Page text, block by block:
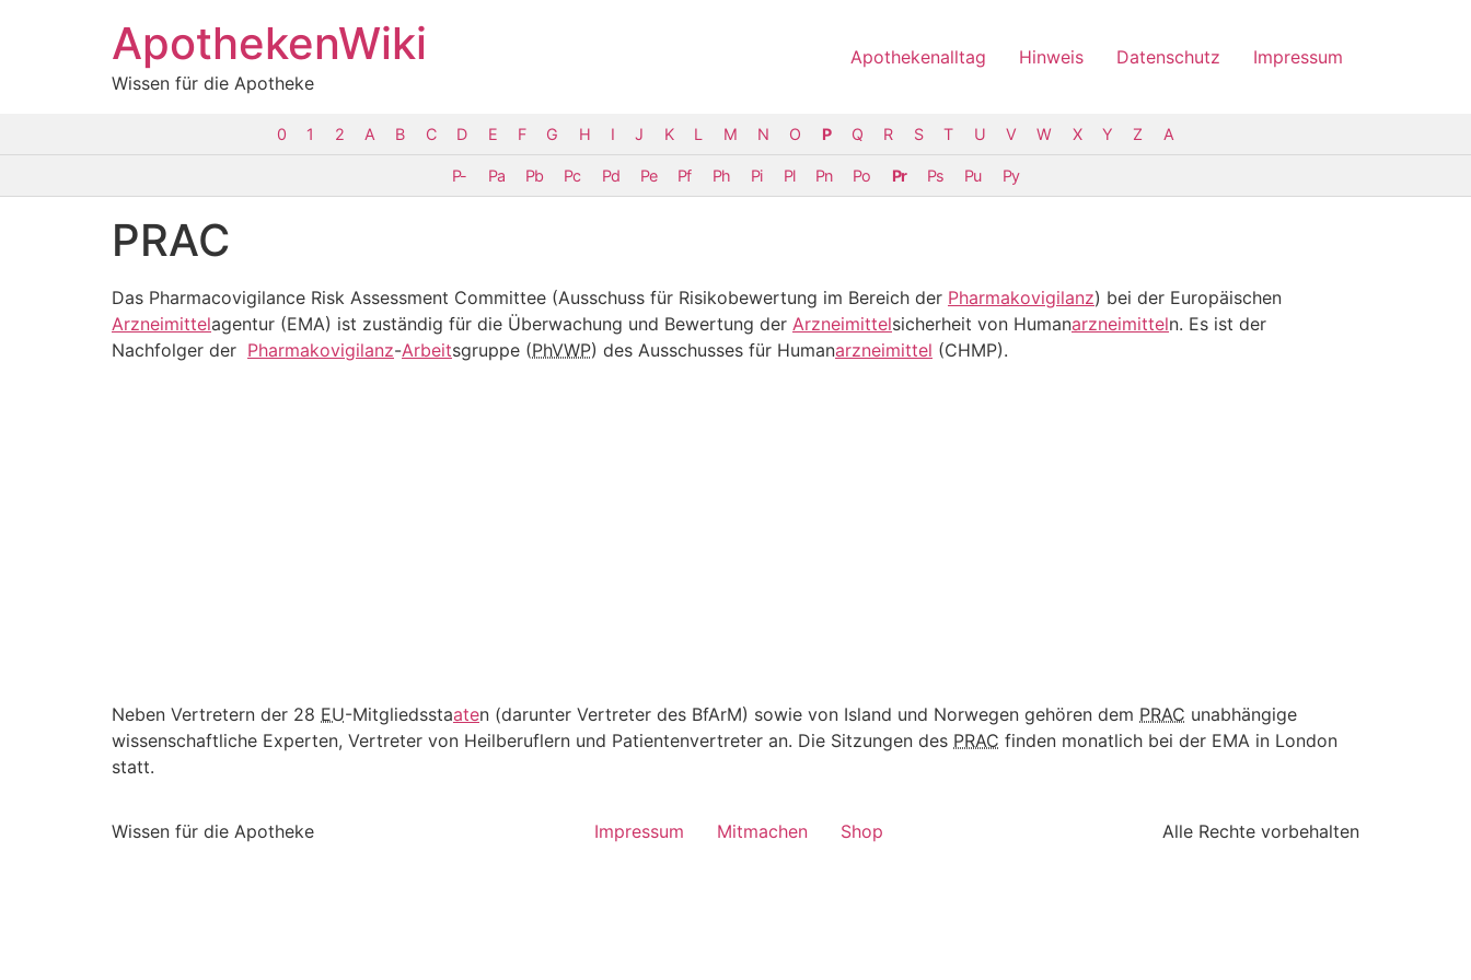
ApothekenWiki
Wissen für die Apotheke
Apothekenalltag Hinweis Datenschutz Impressum
0 1 2 A B C D E F G H I J K L M N O P Q R S T U V W X Y Z Α
P- Pa Pb Pc Pd Pe Pf Ph Pi Pl Pn Po Pr Ps Pu Py
PRAC
Das Pharmacovigilance Risk Assessment Committee (Ausschuss für Risikobewertung im Bereich der Pharmakovigilanz) bei der Europäischen
Arzneimittelagentur (EMA) ist zuständig für die Überwachung und Bewertung der Arzneimittelsicherheit von Humanarzneimitteln. Es ist der
Nachfolger der Pharmakovigilanz-Arbeitsgruppe (PhVWP) des Ausschusses für Humanarzneimittel (CHMP).
Neben Vertretern der 28 EU-Mitgliedsstaaten (darunter Vertreter des BfArM) sowie von Island und Norwegen gehören dem PRAC unabhängige
wissenschaftliche Experten, Vertreter von Heilberuflern und Patientenvertreter an. Die Sitzungen des PRAC finden monatlich bei der EMA in London
statt.
Wissen für die Apotheke Impressum Mitmachen Shop Alle Rechte vorbehalten